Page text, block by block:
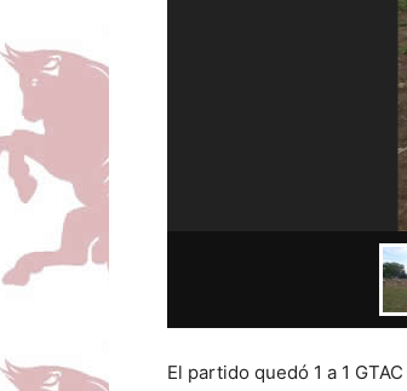
El partido quedó 1 a 1